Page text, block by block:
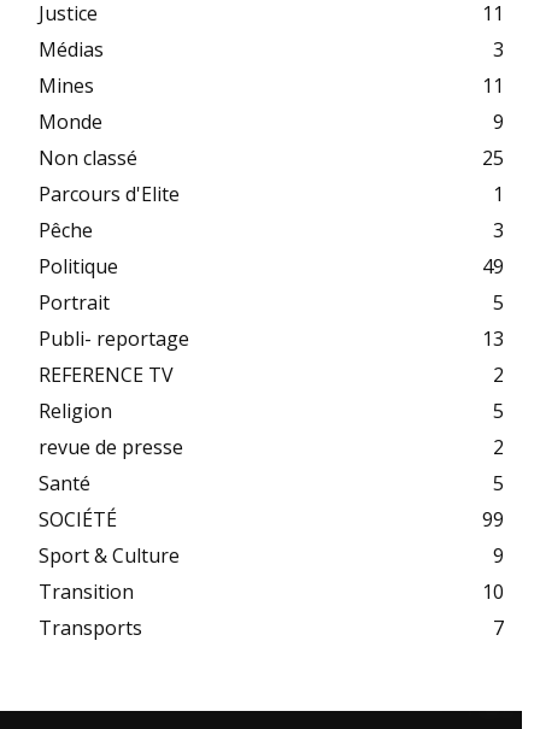
Justice
11
Médias
3
Mines
11
Monde
9
Non classé
25
Parcours d'Elite
1
Pêche
3
Politique
49
Portrait
5
Publi- reportage
13
REFERENCE TV
2
Religion
5
revue de presse
2
Santé
5
SOCIÉTÉ
99
Sport & Culture
9
Transition
10
Transports
7